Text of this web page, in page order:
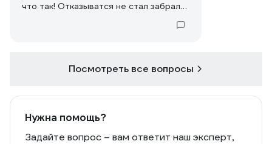
что так! Отказыватся не стал забрал
Посмотреть все вопросы
Нужна помощь?
Задайте вопрос – вам ответит наш эксперт,